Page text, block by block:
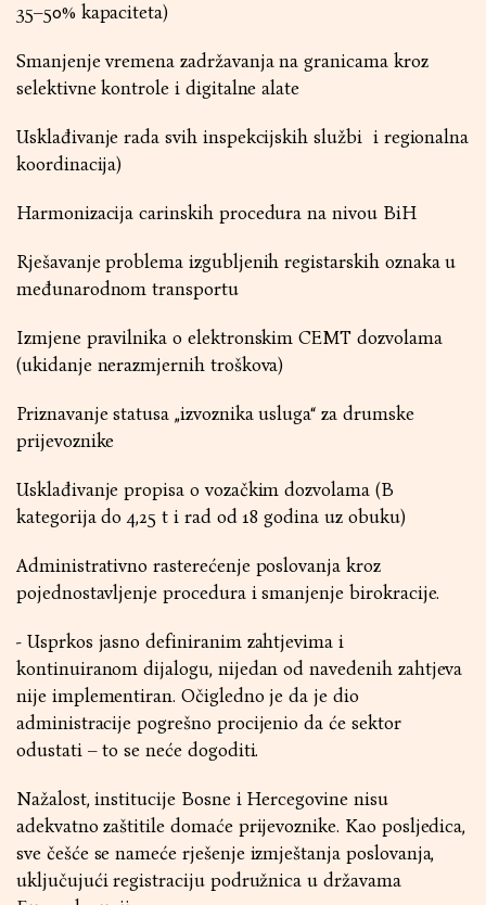
35–50% kapaciteta)
Smanjenje vremena zadržavanja na granicama kroz
selektivne kontrole i digitalne alate
Usklađivanje rada svih inspekcijskih službi i regionalna
koordinacija)
Harmonizacija carinskih procedura na nivou BiH
Rješavanje problema izgubljenih registarskih oznaka u
međunarodnom transportu
Izmjene pravilnika o elektronskim CEMT dozvolama
(ukidanje nerazmjernih troškova)
Priznavanje statusa „izvoznika usluga“ za drumske
prijevoznike
Usklađivanje propisa o vozačkim dozvolama (B
kategorija do 4,25 t i rad od 18 godina uz obuku)
Administrativno rasterećenje poslovanja kroz
pojednostavljenje procedura i smanjenje birokracije.
- Usprkos jasno definiranim zahtjevima i
kontinuiranom dijalogu, nijedan od navedenih zahtjeva
nije implementiran. Očigledno je da je dio
administracije pogrešno procijenio da će sektor
odustati – to se neće dogoditi.
Nažalost, institucije Bosne i Hercegovine nisu
adekvatno zaštitile domaće prijevoznike. Kao posljedica,
sve češće se nameće rješenje izmještanja poslovanja,
uključujući registraciju podružnica u državama